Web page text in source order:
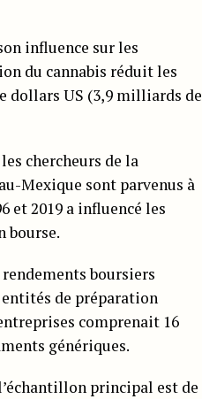
influence sur les
du cannabis réduit les
dollars US (3,9 milliards de
chercheurs de la
Mexique sont parvenus à
et 2019 a influencé les
bourse.
boursiers
entités de préparation
comprenait 16
génériques.
principal est de